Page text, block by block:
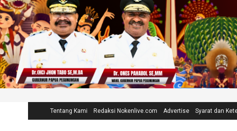
Tentang Kami Redaksi Nokenlive.com Advertise Syarat dan